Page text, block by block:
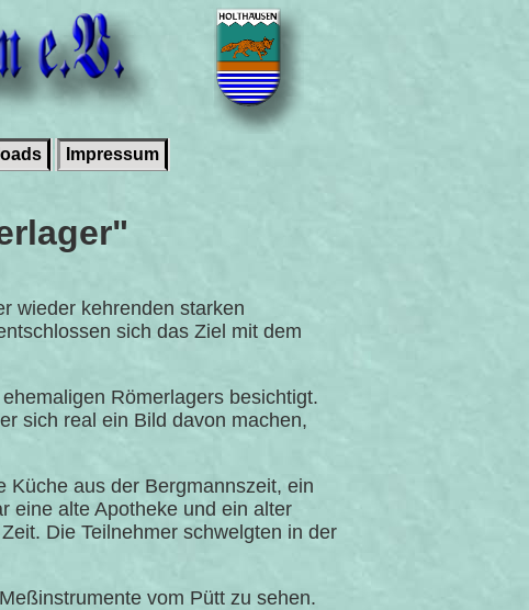
Impressum
wieder kehrenden starken
sich das Ziel mit dem
Römerlagers besichtigt.
sich real ein Bild davon machen,
Küche aus der Bergmannszeit, ein
eine alte Apotheke und ein alter
Die Teilnehmer schwelgten in der
vom Pütt zu sehen.